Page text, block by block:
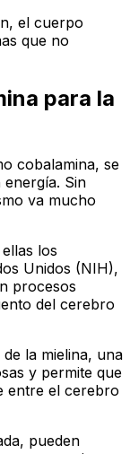
el cuerpo
que no
para la
cobalamina, se
Sin
va mucho
los
Unidos (NIH),
procesos
del cerebro
la mielina, una
y permite que
entre el cerebro
pueden